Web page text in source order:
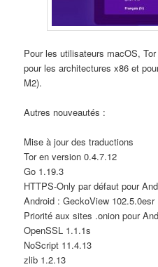
Pour les utilisateurs macOS,
pour les architectures x86 et
M2).
Autres nouveautés :
Mise à jour des traductions
Tor en version 0.4.7.12
Go 1.19.3
HTTPS-Only par défaut pour
Android : GeckoView 102.5.0esr
Priorité aux sites .onion pour
OpenSSL 1.1.1s
NoScript 11.4.13
zlib 1.2.13